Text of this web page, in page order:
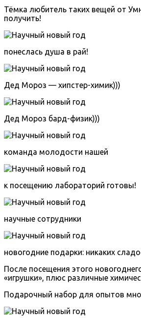
Тёмка любитель таких вещей от
получить!
понеслась душа в рай!
Дед Мороз — хипстер-химик)))
Дед Мороз бард-физик)))
команда молодости нашей
к посещению лабораторий готовы!
научные сотрудники
новогодние подарки: никаких
После посещения этого
«игрушки», плюс различные
Подарочный набор для опытов